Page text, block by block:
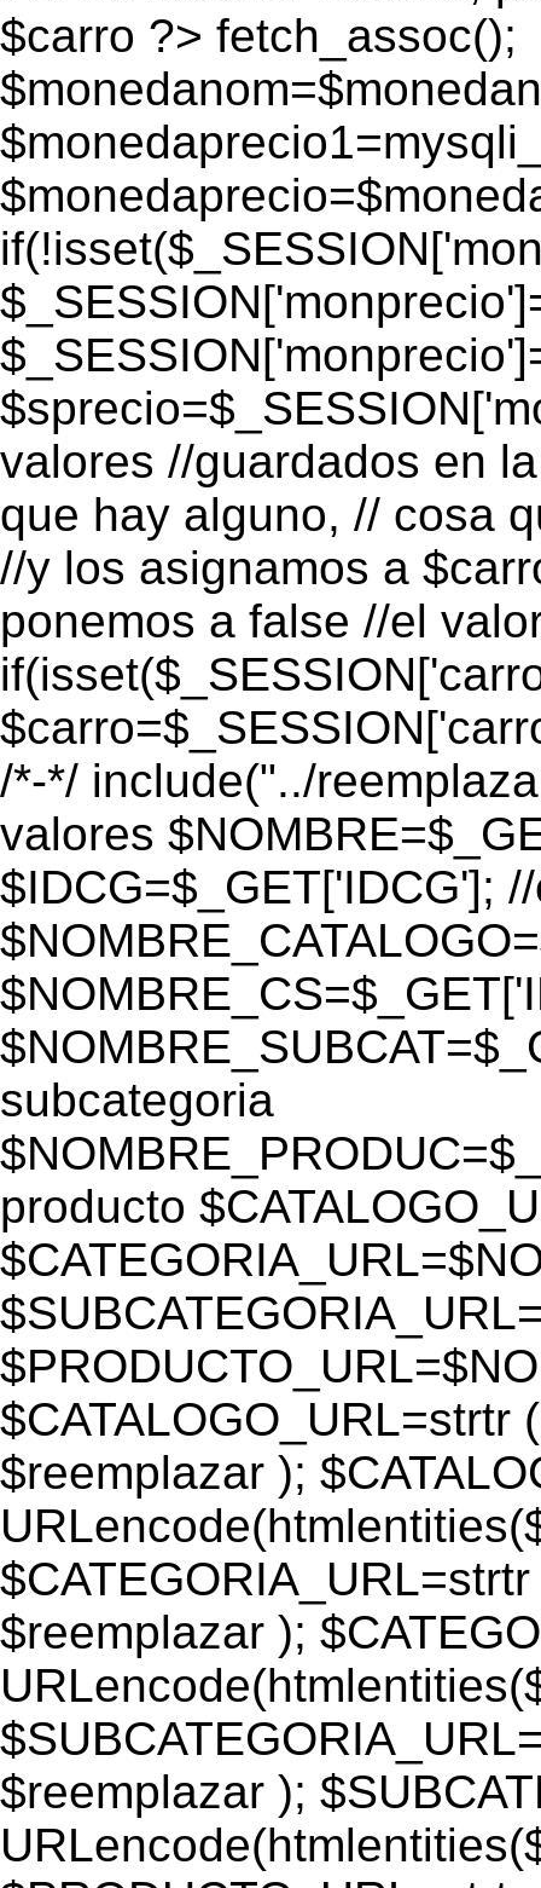
$carro ?> fetch_assoc();
valores //guardados en
que hay alguno, // cosa
//y los asignamos a
ponemos a false //el
/*-*/ include("../
valores
$IDCG=$_GET['IDCG'];
subcategoria
producto
$CATALOGO_URL=strtr
$reemplazar );
$reemplazar );
$reemplazar );